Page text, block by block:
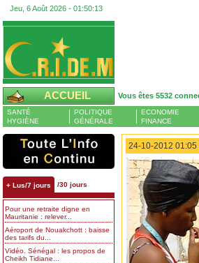
Jeu, 6 Août 2026 - 01:50:14
ACCUEIL Vous êtes 5532
SANTÉ
HYGIÈNE
POLITIQUE
GÉNÉRALE
ECONOMIE
FINANCE
+ Lus/7 jours /30 jours
Pour une retraite digne en
Mauritanie : relever...
Aéroport de Nouakchott : baisse
des tarifs du...
Vidéo. Sénégal : les propos de
Cheikh Tidiane...
24-10-2012 01:05